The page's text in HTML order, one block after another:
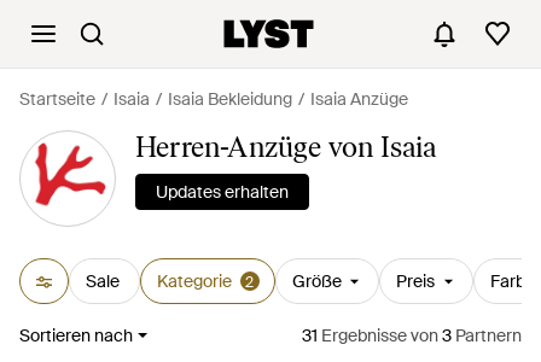
Startseite Isaia Isaia Bekleidung Isaia Anzüge
Herren-Anzüge von Isaia
Updates erhalten
Sale Kategorie 2 Größe Preis Farbe
Sortieren nach 31 Ergebnissevon3 Partnern